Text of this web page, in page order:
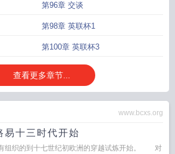
第96章 交谈
第98章 英联杯1
第100章 英联杯3
查看更多章节...
www.bcxs.org
易十三时代开始
组织的到十七世纪初欧洲的穿越试炼开始。 对